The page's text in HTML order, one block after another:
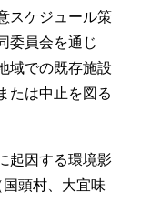
スケジュール策
委員会を通じ
域での既存施設
たは中止を図る
起因する環境影
頭村、大宜味